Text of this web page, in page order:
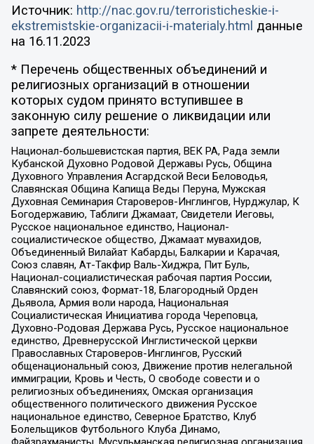
Источник: http://nac.gov.ru/terroristicheskie-i-
ekstremistskie-organizacii-i-materialy.html данные
на 16.11.2023
* Перечень общественных объединений и
религиозных организаций в отношении
которых судом принято вступившее в
законную силу решение о ликвидации или
запрете деятельности:
Национал-большевистская партия, ВЕК РА, Рада земли
Кубанской Духовно Родовой Державы Русь, Община
Духовного Управления Асгардской Веси Беловодья,
Славянская Община Капища Веды Перуна, Мужская
Духовная Семинария Староверов-Инглингов, Нурджулар, К
Богодержавию, Таблиги Джамаат, Свидетели Иеговы,
Русское национальное единство, Национал-
социалистическое общество, Джамаат мувахидов,
Объединенный Вилайат Кабарды, Балкарии и Карачая,
Союз славян, Ат-Такфир Валь-Хиджра, Пит Буль,
Национал-социалистическая рабочая партия России,
Славянский союз, Формат-18, Благородный Орден
Дьявола, Армия воли народа, Национальная
Социалистическая Инициатива города Череповца,
Духовно-Родовая Держава Русь, Русское национальное
единство, Древнерусской Инглистической церкви
Православных Староверов-Инглингов, Русский
общенациональный союз, Движение против нелегальной
иммиграции, Кровь и Честь, О свободе совести и о
религиозных объединениях, Омская организация
общественного политического движения Русское
национальное единство, Северное Братство, Клуб
Болельщиков Футбольного Клуба Динамо,